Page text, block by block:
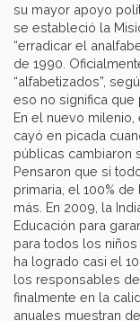
su mayor apoyo
se estableció la
“erradicar el
de 1990.
“alfabetizados”,
eso no significa que
En el nuevo
cayó en picada
públicas cambiaron
Pensaron que si
primaria, el 100%
más. En 2009, la
Educación para
para todos los
ha logrado casi el
los responsables
finalmente en la
anuales muestran